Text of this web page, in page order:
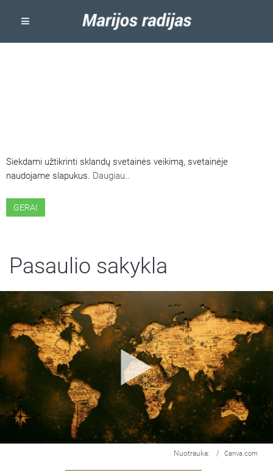
Siekdami užtikrinti sklandų svetainės veikimą, svetainėje
naudojame slapukus. Daugiau..
GERAI
Pasaulio sakykla
Nuotrauka: / Canva.com